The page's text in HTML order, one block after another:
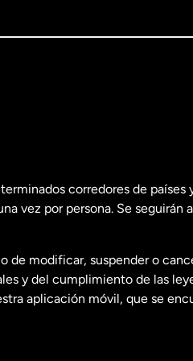
corredores de países
vez por persona. Se seguirán
de modificar, suspender o
y del cumplimiento de las
aplicación móvil, que se